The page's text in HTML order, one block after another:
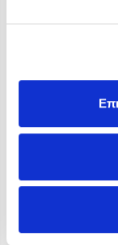
Ο Κώστας
Ο Κώστας
Ο Στέφανος
Βιβλίου στο